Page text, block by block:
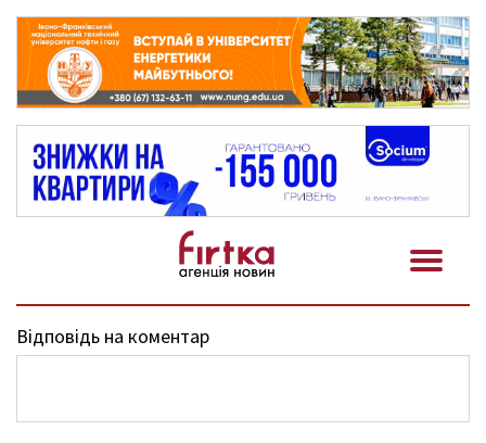
Відповідь на коментар